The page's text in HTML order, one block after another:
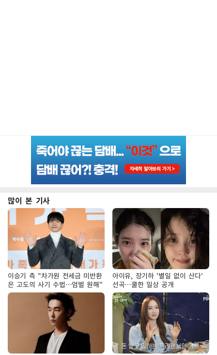
많이 본 기사
이승기 측 "차가원 전세금 미반환
은 고도의 사기 수법…엄벌 원해"
아이유, 장기하 '별일 없이 산다'
선곡…쿨한 일상 공개